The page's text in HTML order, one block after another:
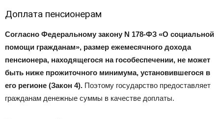
Доплата пенсионерам
Согласно Федеральному закону N 178-ФЗ «О социальной
помощи гражданам», размер ежемесячного дохода
пенсионера, находящегося на гособеспечении, не может
быть ниже прожиточного минимума, установившегося в
его регионе (Закон 4). Поэтому государство предоставляет
гражданам денежные суммы в качестве доплаты.